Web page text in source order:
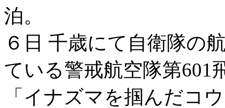
泊。
６日 千歳にて自衛隊の
ている警戒航空隊第601
「イナズマを掴んだコ